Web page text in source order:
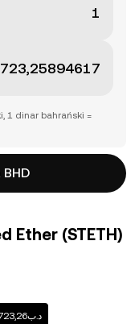
1 dinar bahrański =
Ether (STETH)
Cena w czasie rzeczywistym: .د.ب723,26